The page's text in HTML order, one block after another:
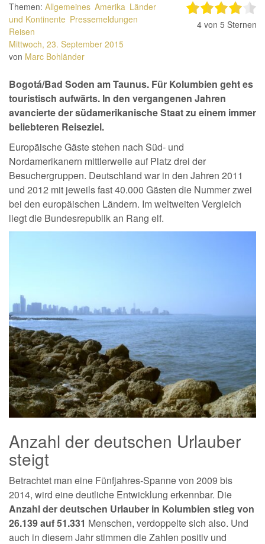
Themen: Allgemeines Amerika Länder
und Kontinente Pressemeldungen
Reisen
Mittwoch, 23. September 2015
von Marc Bohländer
4von 5 Sternen
Bogotá/Bad Soden am Taunus. Für Kolumbien geht es
touristisch aufwärts. In den vergangenen Jahren
avancierte der südamerikanische Staat zu einem immer
beliebteren Reiseziel.
Europäische Gäste stehen nach Süd- und
Nordamerikanern mittlerweile auf Platz drei der
Besuchergruppen. Deutschland war in den Jahren 2011
und 2012 mit jeweils fast 40.000 Gästen die Nummer zwei
bei den europäischen Ländern. Im weltweiten Vergleich
liegt die Bundesrepublik an Rang elf.
Anzahl der deutschen Urlauber
steigt
Betrachtet man eine Fünfjahres-Spanne von 2009 bis
2014, wird eine deutliche Entwicklung erkennbar. Die
Anzahl der deutschen Urlauber in Kolumbien stieg von
26.139 auf 51.331 Menschen, verdoppelte sich also. Und
auch in diesem Jahr stimmen die Zahlen positiv und